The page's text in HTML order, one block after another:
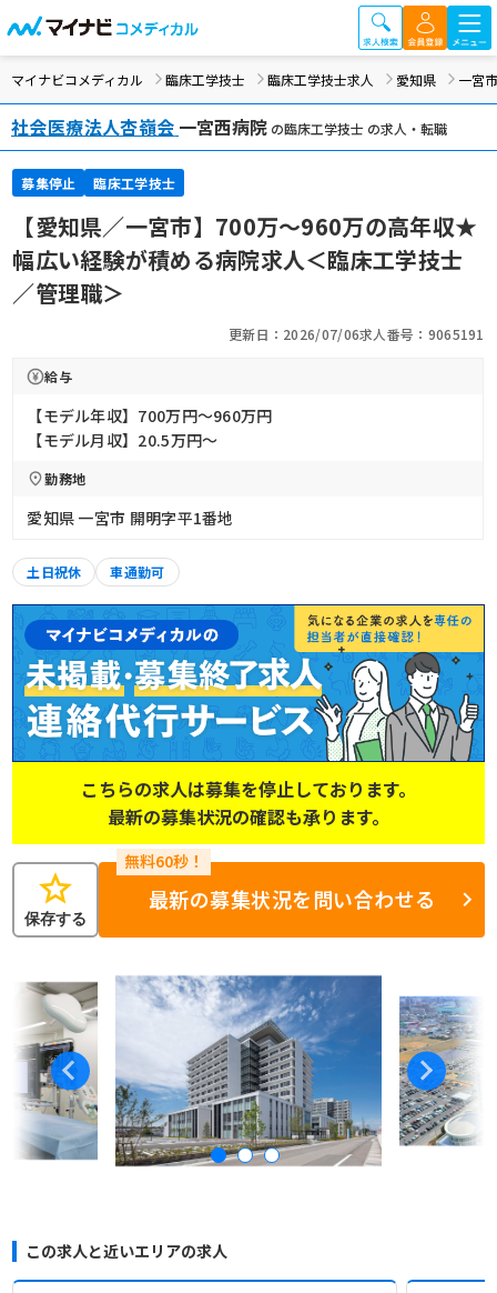
マイナビコメディカル 臨床工学技士 臨床工学技士求人 愛知県 一宮市
社会医療法人杏嶺会 一宮西病院 の臨床工学技士 の求人・転職
募集停止 臨床工学技士
【愛知県／一宮市】700万～960万の高年収★
幅広い経験が積める病院求人＜臨床工学技士
／管理職＞
更新日：2026/07/06求人番号：9065191
給与
【モデル年収】700万円〜960万円
【モデル月収】20.5万円〜
勤務地
愛知県 一宮市 開明字平1番地
土日祝休 車通勤可
こちらの求人は募集を停止しております。
最新の募集状況の確認も承ります。
star
保存する
最新の募集状況を問い合わせる
この求人と近いエリアの求人